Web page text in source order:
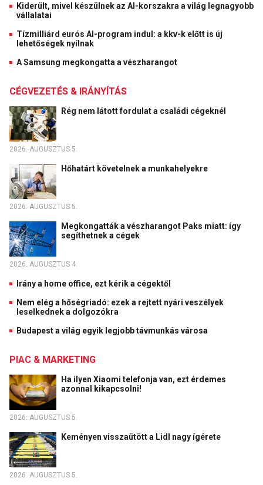
Kiderült, mivel készülnek az AI-korszakra a világ legnagyobb
vállalatai
Tízmilliárd eurós AI-program indul: a kkv-k előtt is új
lehetőségek nyílnak
A Samsung megkongatta a vészharangot
CÉGVEZETÉS & IRÁNYÍTÁS
Rég nem látott fordulat a családi cégeknél
2026. AUGUSZTUS 5.
Hőhatárt követelnek a munkahelyekre
2026. AUGUSZTUS 5.
Megkongatták a vészharangot Paks miatt: így
segíthetnek a cégek
2026. AUGUSZTUS 4.
Irány a home office, ezt kérik a cégektől
Nem elég a hőségriadó: ezek a rejtett nyári veszélyek
leselkednek a dolgozókra
Budapest a világ egyik legjobb távmunkás városa
PIAC & MARKETING
Ha ilyen Xiaomi telefonja van, ezt érdemes
azonnal kikapcsolni!
2026. AUGUSZTUS 5.
Keményen visszaütött a Lidl nagy ígérete
2026. AUGUSZTUS 5.